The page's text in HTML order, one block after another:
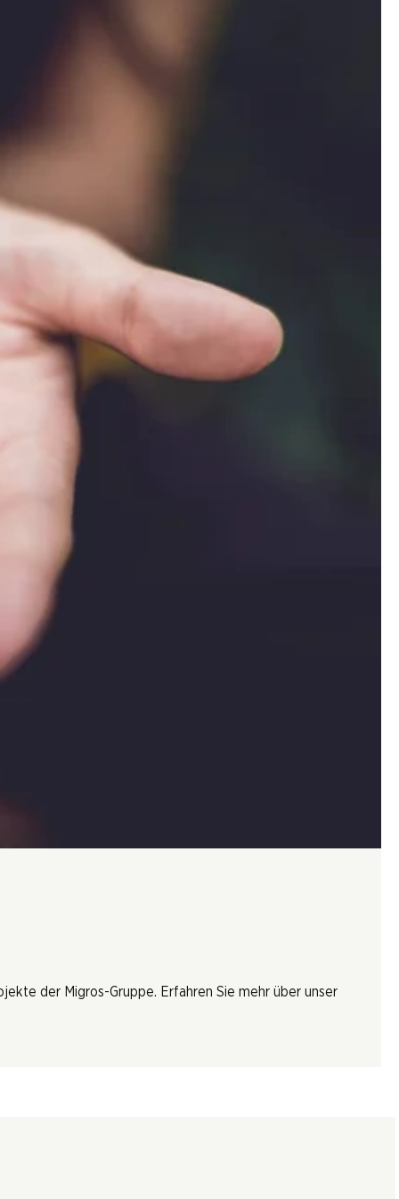
der Migros-Gruppe. Erfahren Sie mehr über unser